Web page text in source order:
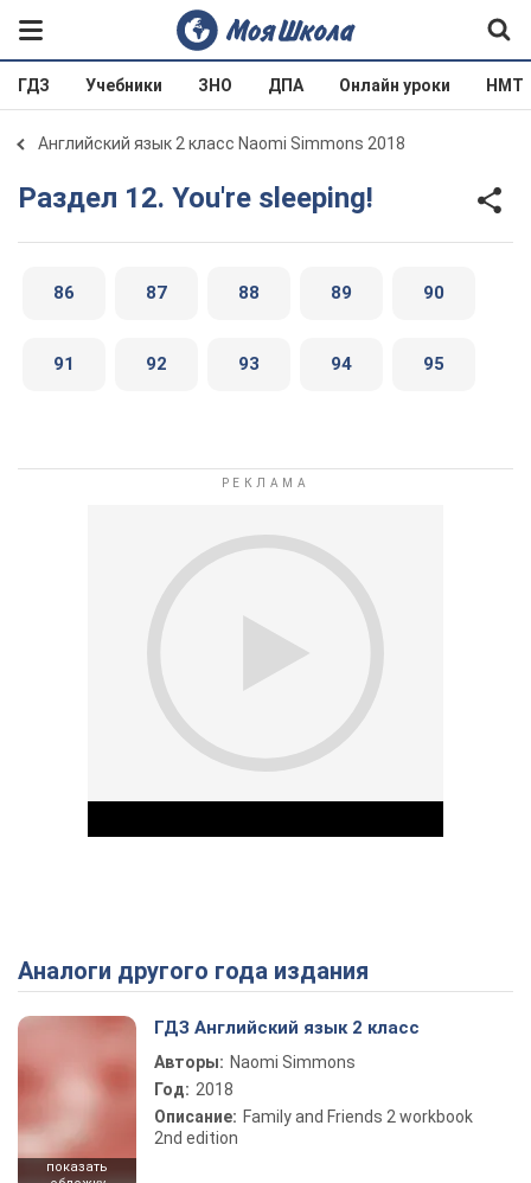
ГДЗ Учебники ЗНО ДПА Онлайн уроки НМТ
Английский язык 2 класс Naomi Simmons 2018
Раздел 12. You're sleeping!
86 87 88 89 90
91 92 93 94 95
Play Video
Аналоги другого года издания
показать
ГДЗ Английский язык 2 класс
Авторы: Naomi Simmons
Год: 2018
Описание: Family and Friends 2 workbook
2nd edition